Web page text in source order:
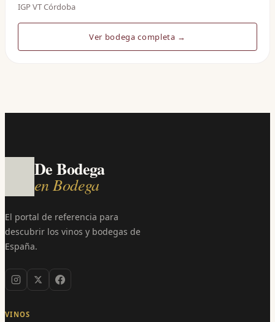
IGP VT Córdoba
Ver bodega completa →
De Bodega
en Bodega
El portal de referencia para
descubrir los vinos y bodegas de
España.
VINOS